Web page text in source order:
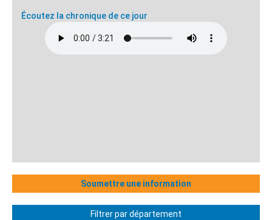
Écoutez la chronique de ce jour
Soumettre une information
Filtrer par département